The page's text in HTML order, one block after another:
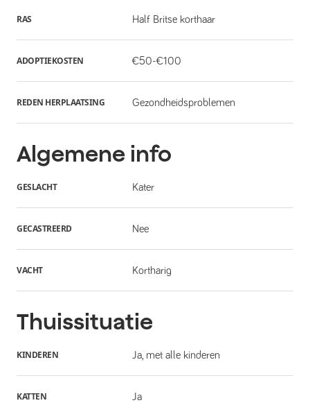
RAS Half Britse korthaar
ADOPTIEKOSTEN €50-€100
REDEN HERPLAATSING Gezondheidsproblemen
Algemene info
GESLACHT Kater
GECASTREERD Nee
VACHT Kortharig
Thuissituatie
KINDEREN Ja, met alle kinderen
KATTEN Ja